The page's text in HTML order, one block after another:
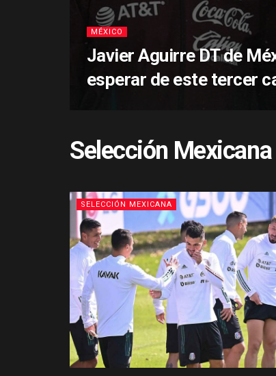
MÉXICO
Javier Aguirre DT de
esperar de este tercer
Selección Mexicana
SELECCIÓN MEXICANA